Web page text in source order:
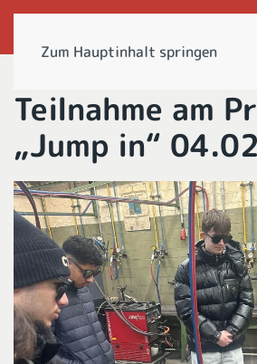
Zum Hauptinhalt springen
Teilnahme am
„Jump in“